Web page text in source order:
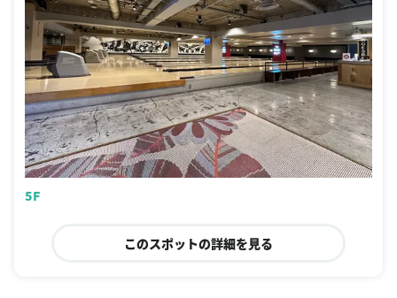
5F
このスポットの詳細を見る